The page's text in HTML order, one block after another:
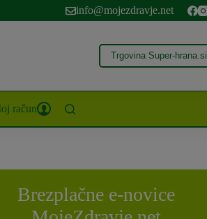
info@mojezdravje.net
Trgovina Super-hrana.si
račun
Brezplačne e-novice